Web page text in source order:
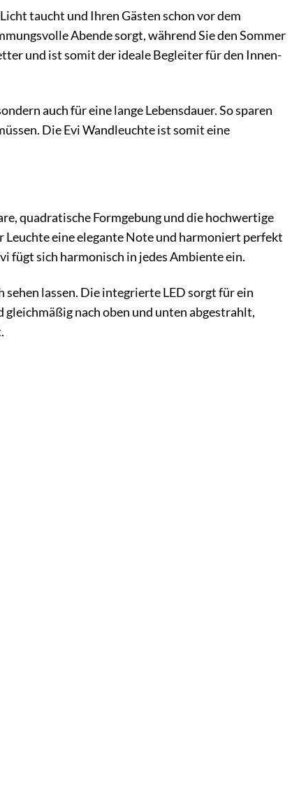
taucht und Ihren Gästen schon vor dem
Abende sorgt, während Sie den Sommer
und ist somit der ideale Begleiter für den Innen-
auch für eine lange Lebensdauer. So sparen
Die Evi Wandleuchte ist somit eine
quadratische Formgebung und die hochwertige
Leuchte eine elegante Note und harmoniert perfekt
fügt sich harmonisch in jedes Ambiente ein.
lassen. Die integrierte LED sorgt für ein
nach oben und unten abgestrahlt,